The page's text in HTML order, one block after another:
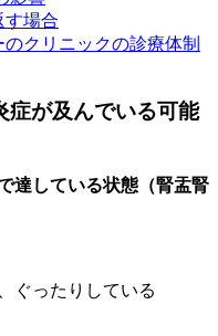
す場合
クリニックの診療体制
症が及んでいる可能
達している状態（腎盂腎
ぐったりしている